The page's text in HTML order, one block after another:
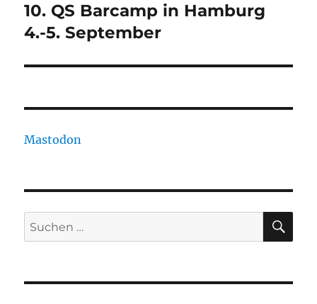
Nächster
Beitrag:
10. QS Barcamp in Hamburg
4.-5. September
Mastodon
Suchen
nach: